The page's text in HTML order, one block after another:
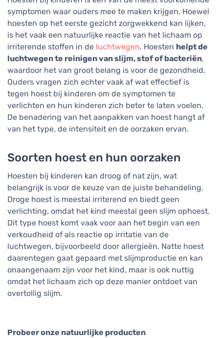
symptomen waar ouders mee te maken krijgen. Hoewel
hoesten op het eerste gezicht zorgwekkend kan lijken,
is het vaak een natuurlijke reactie van het lichaam op
irriterende stoffen in de luchtwegen. Hoesten helpt de
luchtwegen te reinigen van slijm, stof of bacteriën,
waardoor het van groot belang is voor de gezondheid.
Ouders vragen zich echter vaak af wat effectief is
tegen hoest bij kinderen om de symptomen te
verlichten en hun kinderen zich beter te laten voelen.
De benadering van het aanpakken van hoest hangt af
van het type, de intensiteit en de oorzaken ervan.
Soorten hoest en hun oorzaken
Hoesten bij kinderen kan droog of nat zijn, wat
belangrijk is voor de keuze van de juiste behandeling.
Droge hoest is meestal irriterend en biedt geen
verlichting, omdat het kind meestal geen slijm ophoest.
Dit type hoest komt vaak voor aan het begin van een
verkoudheid of als reactie op irritatie van de
luchtwegen, bijvoorbeeld door allergieën. Natte hoest
daarentegen gaat gepaard met slijmproductie en kan
onaangenaam zijn voor het kind, maar is ook nuttig
omdat het lichaam zich op deze manier ontdoet van
overtollig slijm.
Probeer onze natuurlijke producten